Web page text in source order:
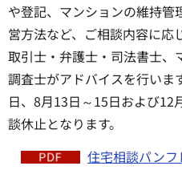
や登記、マンションの維持
営方法など、ご相談内容に応
取引士・弁護士・司法書士、
調査士がアドバイスを行いま
日、8月13日～15日および12
談休止となります。
住宅相談パンフ